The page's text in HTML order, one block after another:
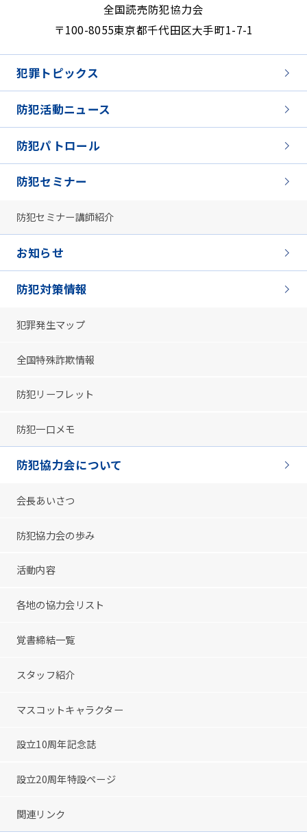
全国読売防犯協力会
〒100-8055東京都千代田区大手町1-7-1
犯罪トピックス
防犯活動ニュース
防犯パトロール
防犯セミナー
防犯セミナー講師紹介
お知らせ
防犯対策情報
犯罪発生マップ
全国特殊詐欺情報
防犯リーフレット
防犯一口メモ
防犯協力会について
会長あいさつ
防犯協力会の歩み
活動内容
各地の協力会リスト
覚書締結一覧
スタッフ紹介
マスコットキャラクター
設立10周年記念誌
設立20周年特設ページ
関連リンク